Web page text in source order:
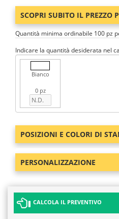
SCOPRI SUBITO IL PREZZO
Quantità minima ordinabile 100 pz
Indicare la quantità desiderata nel
Bianco
0 pz
POSIZIONI E COLORI DI
PERSONALIZZAZIONE
CALCOLA IL PREVENTIVO